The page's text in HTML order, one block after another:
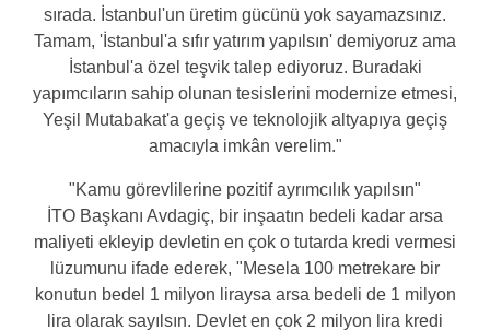
sırada. İstanbul'un üretim gücünü yok sayamazsınız.
Tamam, 'İstanbul'a sıfır yatırım yapılsın' demiyoruz ama
İstanbul'a özel teşvik talep ediyoruz. Buradaki
yapımcıların sahip olunan tesislerini modernize etmesi,
Yeşil Mutabakat'a geçiş ve teknolojik altyapıya geçiş
amacıyla imkân verelim."
"Kamu görevlilerine pozitif ayrımcılık yapılsın"
İTO Başkanı Avdagiç, bir inşaatın bedeli kadar arsa
maliyeti ekleyip devletin en çok o tutarda kredi vermesi
lüzumunu ifade ederek, "Mesela 100 metrekare bir
konutun bedel 1 milyon liraysa arsa bedeli de 1 milyon
lira olarak sayılsın. Devlet en çok 2 milyon lira kredi